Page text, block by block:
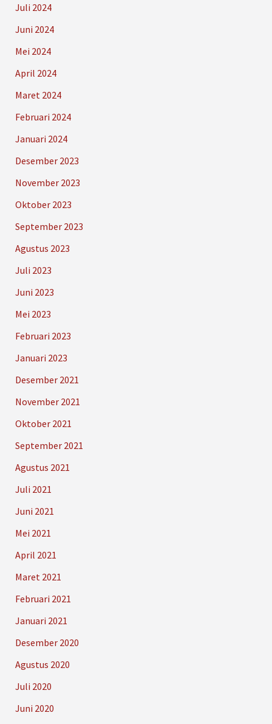
Juli 2024
Juni 2024
Mei 2024
April 2024
Maret 2024
Februari 2024
Januari 2024
Desember 2023
November 2023
Oktober 2023
September 2023
Agustus 2023
Juli 2023
Juni 2023
Mei 2023
Februari 2023
Januari 2023
Desember 2021
November 2021
Oktober 2021
September 2021
Agustus 2021
Juli 2021
Juni 2021
Mei 2021
April 2021
Maret 2021
Februari 2021
Januari 2021
Desember 2020
Agustus 2020
Juli 2020
Juni 2020